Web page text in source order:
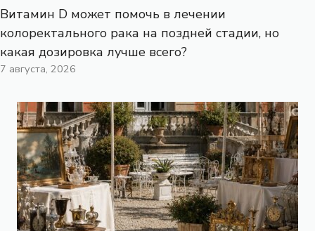
Витамин D может помочь в лечении
колоректального рака на поздней стадии, но
какая дозировка лучше всего?
7 августа, 2026